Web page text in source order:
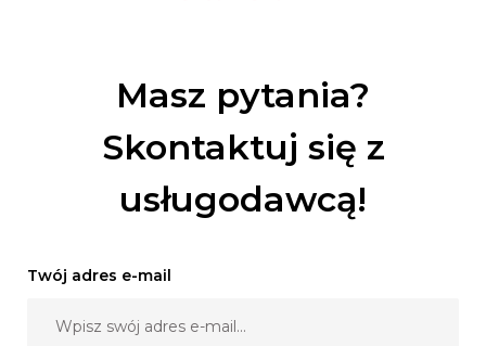
zespołu na imprezę? Z przyjemnością się tym zajmiemy!
Zapraszamy do kontaktu!
MelodyBand
Masz pytania?
Skontaktuj się z
usługodawcą!
Twój adres e-mail